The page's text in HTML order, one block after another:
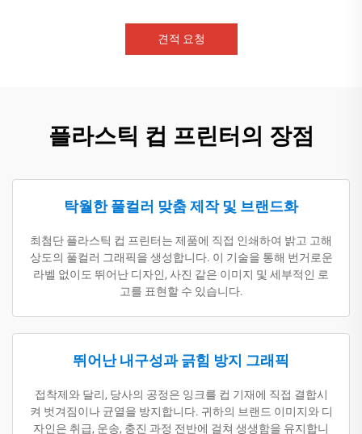
견적 요청
플라스틱 컵 프린터의 장점
탁월한 풀컬러 맞춤 제작 및 브랜드화
최첨단 플라스틱 컵 프린터는 제품에 직접 인쇄하여 밝고 고해
상도의 풀컬러 그래픽을 생성합니다. 이 기술을 통해 번거로운
라벨 없이도 뛰어난 디자인, 사진 같은 이미지 및 세부적인 로
고를 표현할 수 있습니다.
뛰어난 내구성과 긁힘 방지 그래픽
접착제와 달리, 당사의 공정은 잉크를 컵 기재에 직접 결합시
켜 벗겨짐이나 균열을 방지합니다. 귀하의 브랜드 이미지와 디
자인은 취급, 운송, 충진 과정 전반에 걸쳐 생생함을 유지합니